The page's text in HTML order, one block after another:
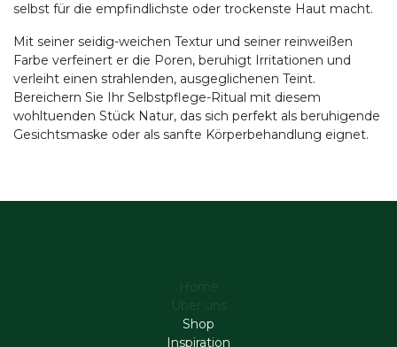
selbst für die empfindlichste oder trockenste Haut macht.
Mit seiner seidig-weichen Textur und seiner reinweißen
Farbe verfeinert er die Poren, beruhigt Irritationen und
verleiht einen strahlenden, ausgeglichenen Teint.
Bereichern Sie Ihr Selbstpflege-Ritual mit diesem
wohltuenden Stück Natur, das sich perfekt als beruhigende
Gesichtsmaske oder als sanfte Körperbehandlung eignet.
Home
Über uns
Shop
Inspiration